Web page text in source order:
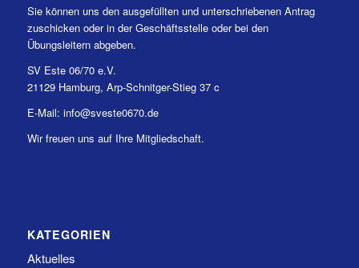
Sie können uns den ausgefüllten und unterschriebenen Antrag
zuschicken oder in der Geschäftsstelle oder bei den
Übungsleitern abgeben.
SV Este 06/70 e.V.
21129 Hamburg, Arp-Schnitger-Stieg 37 c
E-Mail: info@sveste0670.de
Wir freuen uns auf Ihre Mitgliedschaft.
KATEGORIEN
Aktuelles